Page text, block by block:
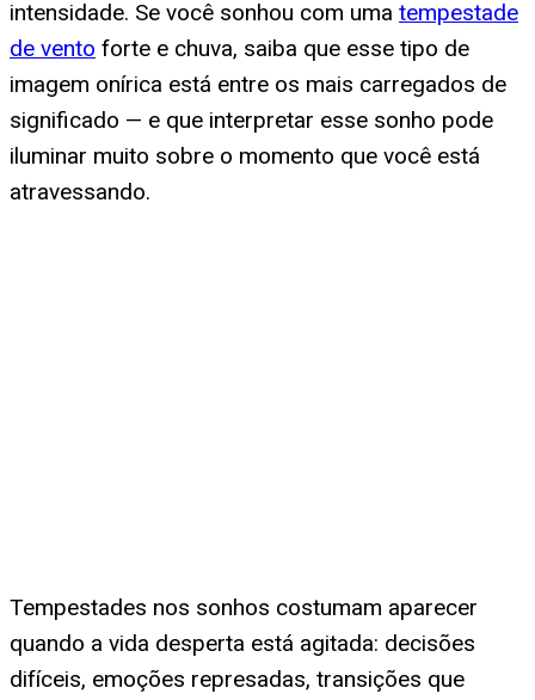
intensidade. Se você sonhou com uma tempestade
de vento forte e chuva, saiba que esse tipo de
imagem onírica está entre os mais carregados de
significado — e que interpretar esse sonho pode
iluminar muito sobre o momento que você está
atravessando.
Tempestades nos sonhos costumam aparecer
quando a vida desperta está agitada: decisões
difíceis, emoções represadas, transições que